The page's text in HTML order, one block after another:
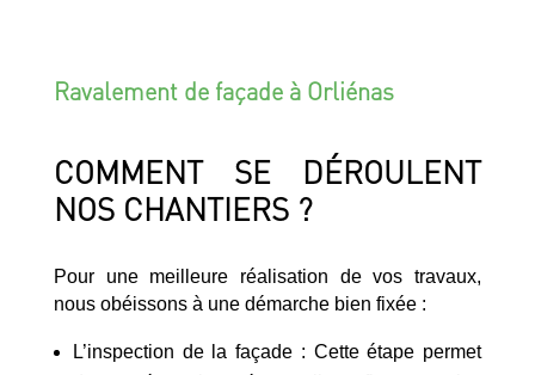
Ravalement de façade à Orliénas
COMMENT SE DÉROULENT
NOS CHANTIERS ?
Pour une meilleure réalisation de vos travaux,
nous obéissons à une démarche bien fixée :
L’inspection de la façade : Cette étape permet